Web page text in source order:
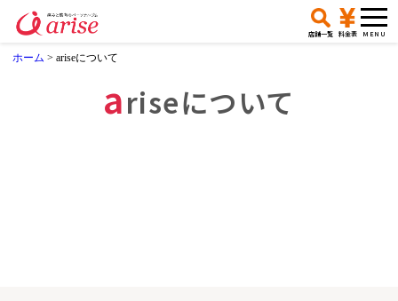
店舗一覧 料金表
ホーム > ariseについて
ariseについて